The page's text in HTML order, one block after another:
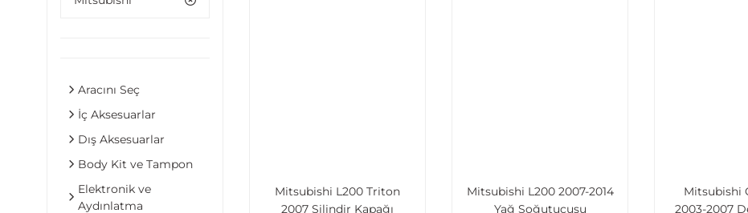
Aracını Seç
İç Aksesuarlar
Dış Aksesuarlar
Body Kit ve Tampon
Elektronik ve
Aydınlatma
Mitsubishi L200 Triton
2007 Silindir Kapağı
Mitsubishi L200 2007-2014
Yağ Soğutucusu
Mitsubishi
2003-2007